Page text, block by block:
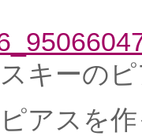
キーの
アスを